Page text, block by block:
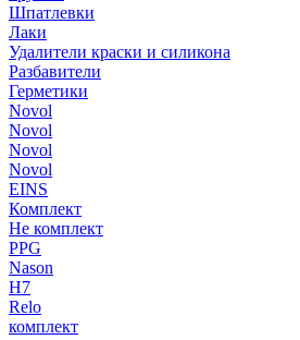
Шпатлевки
Лаки
Удалители краски и силикона
Разбавители
Герметики
Novol
Novol
Novol
Novol
EINS
Комплект
Не комплект
PPG
Nason
H7
Relo
комплект